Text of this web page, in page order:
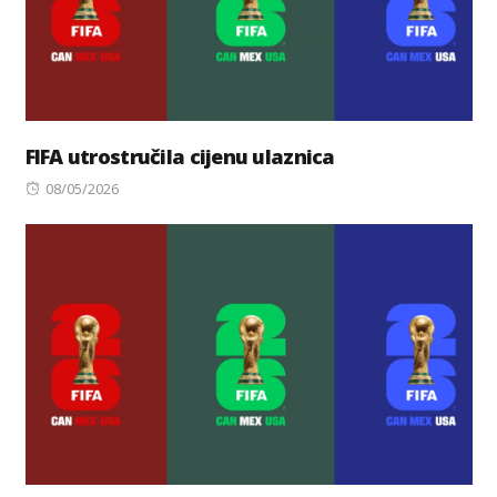
FIFA utrostručila cijenu ulaznica
Posted
08/05/2026